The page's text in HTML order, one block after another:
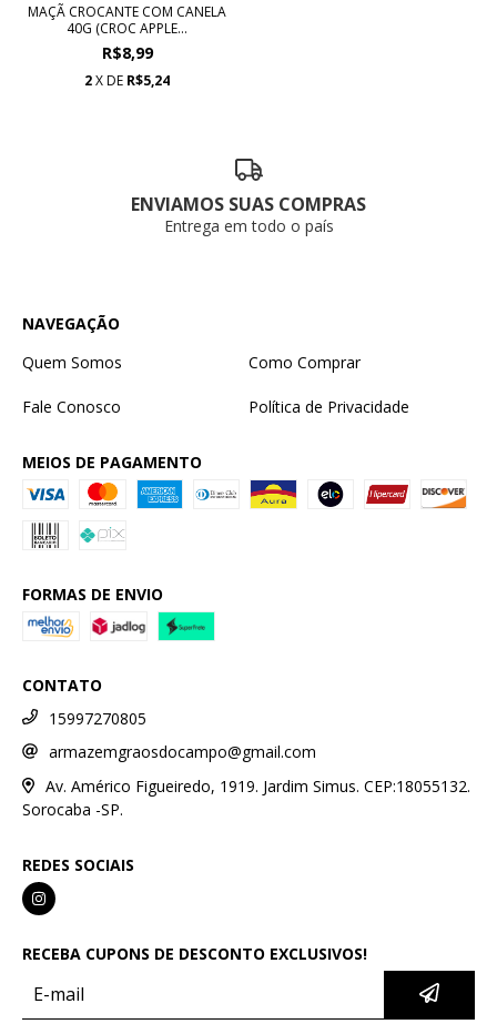
MAÇÃ CROCANTE COM CANELA
40G (CROC APPLE...
R$8,99
2X DE R$5,24
ENVIAMOS SUAS COMPRAS
Entrega em todo o país
NAVEGAÇÃO
Quem Somos
Como Comprar
Fale Conosco Política de Privacidade
MEIOS DE PAGAMENTO
FORMAS DE ENVIO
CONTATO
15997270805
armazemgraosdocampo@gmail.com
Av. Américo Figueiredo, 1919. Jardim Simus. CEP:18055132.
Sorocaba -SP.
REDES SOCIAIS
RECEBA CUPONS DE DESCONTO EXCLUSIVOS!